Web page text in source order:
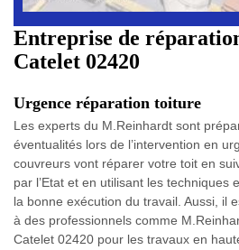
Entreprise de
Catelet 02420
Urgence réparation toiture
Les experts du M.Reinhardt sont
éventualités lors de l’intervention en
couvreurs vont réparer votre toit en
par l’Etat et en utilisant les techniques
la bonne exécution du travail. Aussi, il
à des professionnels comme
Catelet 02420 pour les travaux en